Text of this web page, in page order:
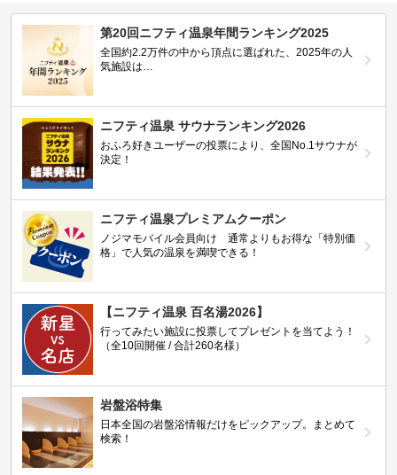
第20回ニフティ温泉年間ランキング2025
全国約2.2万件の中から頂点に選ばれた、2025年の人
気施設は…
ニフティ温泉 サウナランキング2026
おふろ好きユーザーの投票により、全国No.1サウナが
決定！
ニフティ温泉プレミアムクーポン
ノジマモバイル会員向け 通常よりもお得な「特別価
格」で人気の温泉を満喫できる！
【ニフティ温泉 百名湯2026】
行ってみたい施設に投票してプレゼントを当てよう！
（全10回開催 / 合計260名様）
岩盤浴特集
日本全国の岩盤浴情報だけをピックアップ。まとめて
検索！